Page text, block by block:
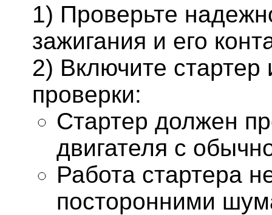
1) Проверьте
зажигания и его
2) Включите
проверки:
Стартер должен
двигателя с
Работа стартера
посторонними